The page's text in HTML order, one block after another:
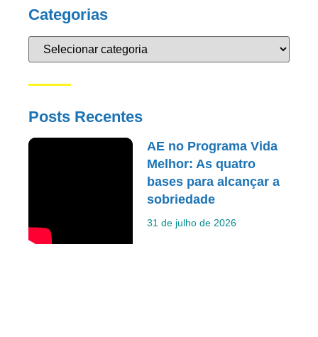
Categorias
Posts Recentes
AE no Programa Vida
Melhor: As quatro
bases para alcançar a
sobriedade
31 de julho de 2026